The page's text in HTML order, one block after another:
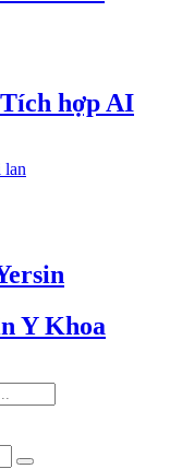
hợp AI
lan
Y Khoa